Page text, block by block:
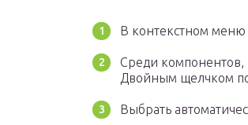
В контекстном меню
Среди компонентов,
Двойным щелчком
Выбрать